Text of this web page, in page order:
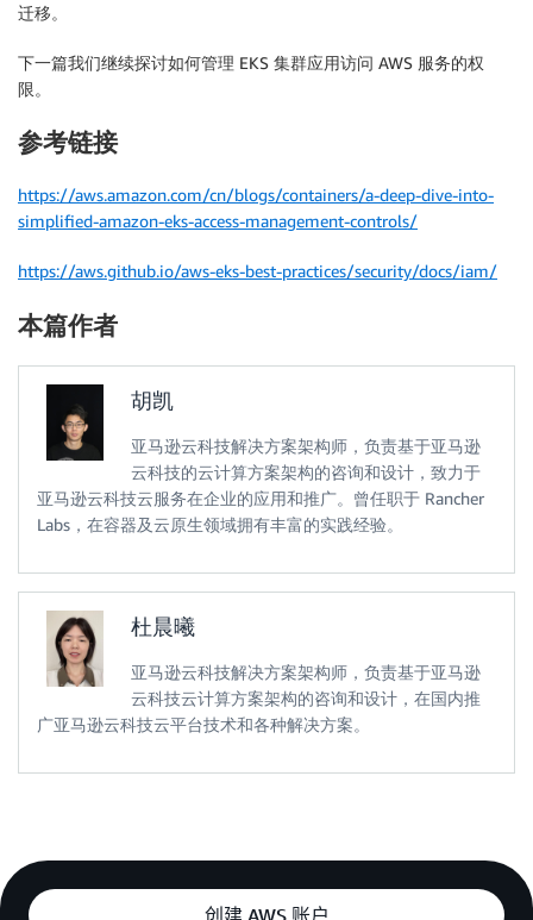
迁移。
下一篇我们继续探讨如何管理 EKS 集群应用访问 AWS 服务的权
限。
参考链接
https://aws.amazon.com/cn/blogs/containers/a-deep-dive-into-
simplified-amazon-eks-access-management-controls/
https://aws.github.io/aws-eks-best-practices/security/docs/iam/
本篇作者
胡凯
亚马逊云科技解决方案架构师，负责基于亚马逊
云科技的云计算方案架构的咨询和设计，致力于
亚马逊云科技云服务在企业的应用和推广。曾任职于 Rancher
Labs，在容器及云原生领域拥有丰富的实践经验。
杜晨曦
亚马逊云科技解决方案架构师，负责基于亚马逊
云科技云计算方案架构的咨询和设计，在国内推
广亚马逊云科技云平台技术和各种解决方案。